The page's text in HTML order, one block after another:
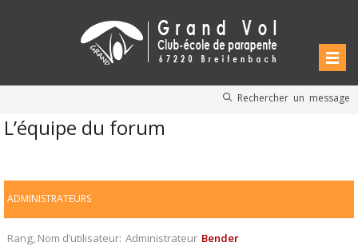
Rechercher un message
L’équipe du forum
ADMINISTRATEURS
Rang, Nom d’utilisateur Administrateur Bender